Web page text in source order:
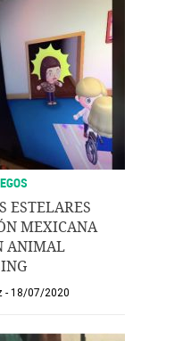
ESTELARES
MEXICANA
ANIMAL
18/07/2020